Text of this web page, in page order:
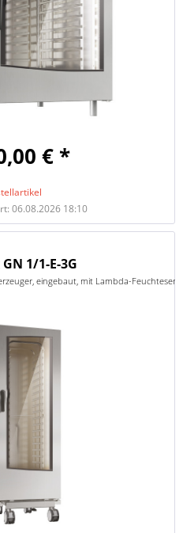
€ *
06.08.2026 18:10
1/1-E-3G
eingebaut, mit Lambda-